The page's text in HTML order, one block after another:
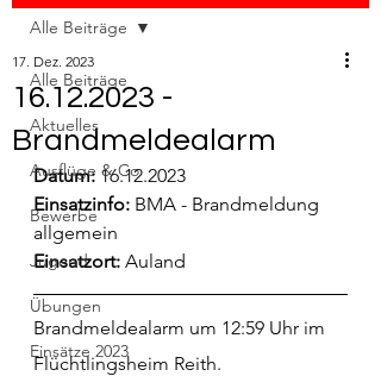
Alle Beiträge
Aktuelles
Ausflüge & Co
Bewerbe
Jugend
Übungen
Einsätze 2023
Alle Beiträge
16.12.2023 -
Brandmeldealarm
17. Dez. 2023
Datum: 16.12.2023
Einsatzinfo: BMA - Brandmeldung
allgemein
Einsatzort: Auland
Brandmeldealarm um 12:59 Uhr im
Flüchtlingsheim Reith.